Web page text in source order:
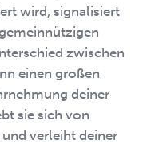
wird, signalisiert
zwischen
einen großen
deiner
sie sich von
verleiht deiner